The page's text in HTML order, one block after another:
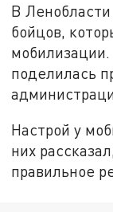
В
бойцов,
поделилась
Настрой у
них
правильное